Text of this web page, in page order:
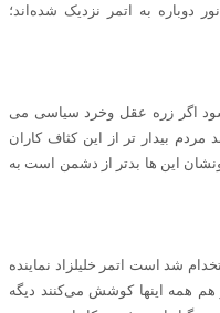
دوباره به اتمر نزدیک شده‌اند؛
اگر زره عقل وخرد سیاسی می
مردم بیدار تر از این کثاف کاران
این ها بدتر از دشمن است به
شد است اتمر خلیلزاد نماینده
هم همه اینها کوشش می‌کنند دیگه